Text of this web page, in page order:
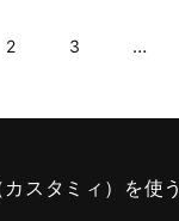
2 3 …
スタミィ）を使う